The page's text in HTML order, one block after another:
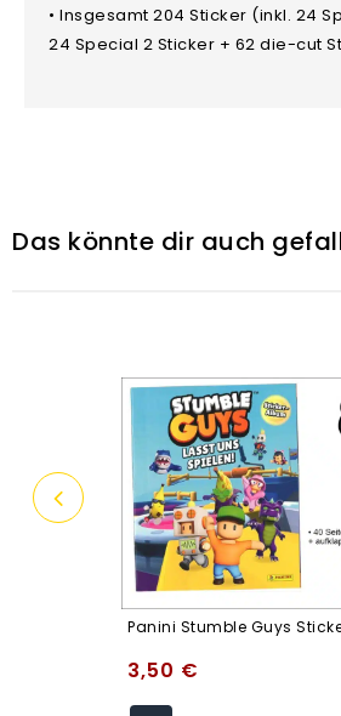
• Insgesamt 204 Sticker (inkl. 24
24 Special 2 Sticker + 62 die-cut
Das könnte dir auch
Panini Stumble Guys
3,50 €